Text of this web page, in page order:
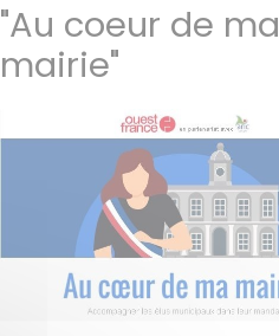
"Au coeur de ma
mairie"